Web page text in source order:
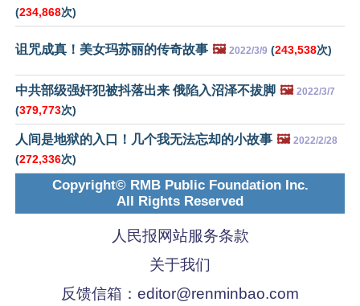
(234,868次)
诅咒成真！美女玛苏丽的传奇故事 🖼️ 2022/3/9 (243,538次)
中共部级强奸犯被抖落出来 俄陷入沼泽不拔脚 🖼️ 2022/3/7
(379,773次)
人间是地狱的入口！几个我无法忘却的小故事 🖼️ 2022/2/28
(272,336次)
Copyright© RMB Public Foundation Inc.
All Rights Reserved
人民报网站服务条款
关于我们
反馈信箱： editor@renminbao.com